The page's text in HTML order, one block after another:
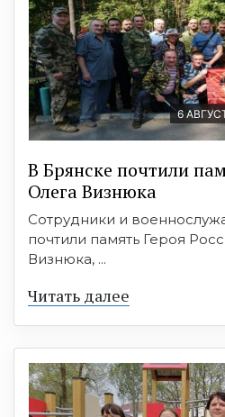
6
В Брянске почтили
Олега Визнюка
Сотрудники и
почтили память Героя
Визнюка, ...
Читать далее